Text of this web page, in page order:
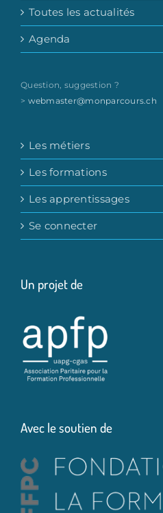
Toutes les actualités
Agenda
Question, suggestion ?
> webmaster@monparcours.ch
Les métiers
Les formations
Les apprentissages
Se connecter
Un projet de
Avec le soutien de